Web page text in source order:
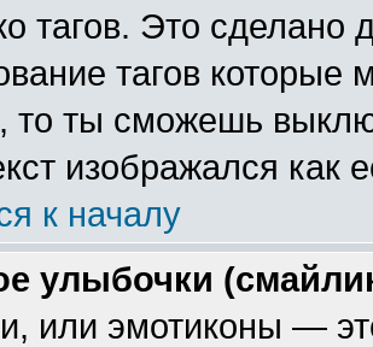
тагов. Это сделано
тагов
то ты сможешь
изображался как
к началу
улыбочки
или эмотиконы —